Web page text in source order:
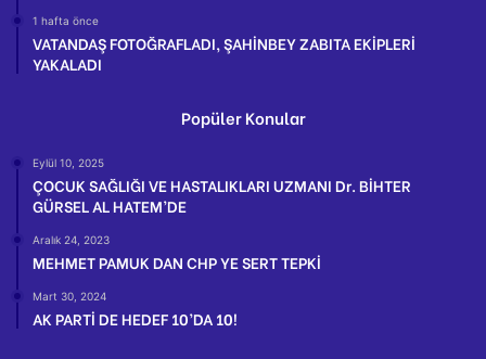
1 hafta önce
VATANDAŞ FOTOĞRAFLADI, ŞAHİNBEY ZABITA EKİPLERİ
YAKALADI
Popüler Konular
Eylül 10, 2025
ÇOCUK SAĞLIĞI VE HASTALIKLARI UZMANI Dr. BİHTER
GÜRSEL AL HATEM’DE
Aralık 24, 2023
MEHMET PAMUK DAN CHP YE SERT TEPKİ
Mart 30, 2024
AK PARTİ DE HEDEF 10’DA 10!